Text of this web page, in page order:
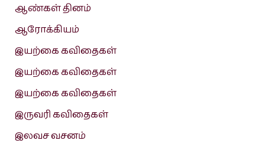
ஆண்கள் தினம்
ஆரோக்கியம்
இயற்கை கவிதைகள்
இயற்கை கவிதைகள்
இயற்கை கவிதைகள்
இருவரி கவிதைகள்
இலவச வசனம்